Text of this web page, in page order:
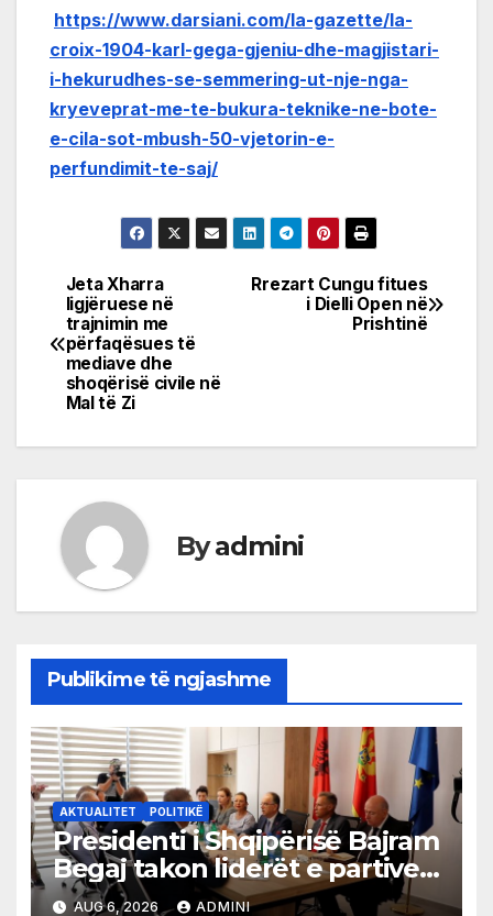
https://www.darsiani.com/la-gazette/la-
croix-1904-karl-gega-gjeniu-dhe-magjistari-
i-hekurudhes-se-semmering-ut-nje-nga-
kryeveprat-me-te-bukura-teknike-ne-bote-
e-cila-sot-mbush-50-vjetorin-e-
perfundimit-te-saj/
Post
navigation
Rrezart Cungu fitues
i Dielli Open në
Prishtinë
Jeta Xharra
ligjëruese në
trajnimin me
përfaqësues të
mediave dhe
shoqërisë civile në
Mal të Zi
Byadmini
Publikime të ngjashme
AKTUALITET POLITIKË
Presidenti i Shqipërisë Bajram
Begaj takon liderët e partive
shqiptare në Ulqin
AUG 6, 2026 ADMINI